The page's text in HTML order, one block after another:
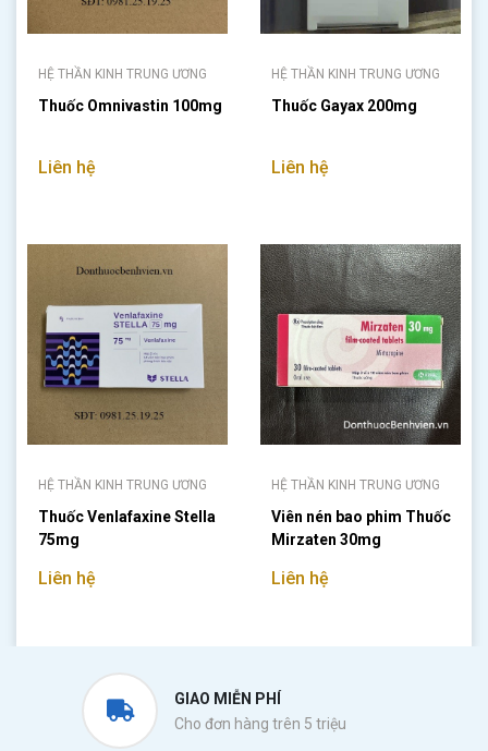
HỆ THẦN KINH TRUNG ƯƠNG
Thuốc Omnivastin 100mg
Liên hệ
HỆ THẦN KINH TRUNG ƯƠNG
Thuốc Gayax 200mg
Liên hệ
HỆ THẦN KINH TRUNG ƯƠNG
Thuốc Venlafaxine Stella
75mg
Liên hệ
HỆ THẦN KINH TRUNG ƯƠNG
Viên nén bao phim Thuốc
Mirzaten 30mg
Liên hệ
GIAO MIỄN PHÍ
Cho đơn hàng trên 5 triệu